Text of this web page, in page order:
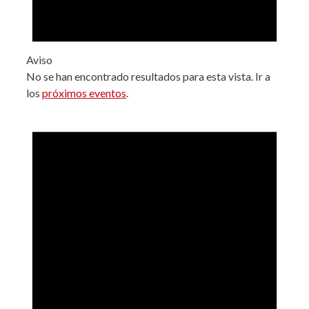
Aviso
No se han encontrado resultados para esta vista. Ir a
los próximos eventos